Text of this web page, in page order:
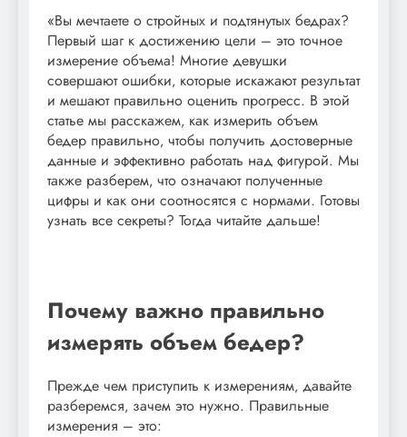
«Вы мечтаете о стройных и подтянутых бедрах?
Первый шаг к достижению цели – это точное
измерение объема! Многие девушки
совершают ошибки‚ которые искажают результат
и мешают правильно оценить прогресс. В этой
статье мы расскажем‚ как измерить объем
бедер правильно‚ чтобы получить достоверные
данные и эффективно работать над фигурой. Мы
также разберем‚ что означают полученные
цифры и как они соотносятся с нормами. Готовы
узнать все секреты? Тогда читайте дальше!
Почему важно правильно
измерять объем бедер?
Прежде чем приступить к измерениям‚ давайте
разберемся‚ зачем это нужно. Правильные
измерения – это: